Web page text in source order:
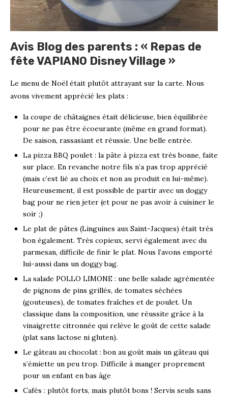
Avis Blog des parents : « Repas de
fête VAPIANO Disney Village »
Le menu de Noël était plutôt attrayant sur la carte. Nous
avons vivement apprécié les plats :
la coupe de châtaignes était délicieuse, bien équilibrée
pour ne pas être écoeurante (même en grand format).
De saison, rassasiant et réussie. Une belle entrée.
La pizza BBQ poulet : la pâte à pizza est très bonne, faite
sur place. En revanche notre fils n’a pas trop apprécié
(mais c’est lié au choix et non au produit en lui-même).
Heureusement, il est possible de partir avec un doggy
bag pour ne rien jeter (et pour ne pas avoir à cuisiner le
soir ;)
Le plat de pâtes (Linguines aux Saint-Jacques) était très
bon également. Très copieux, servi également avec du
parmesan, difficile de finir le plat. Nous l’avons emporté
lui-aussi dans un doggy bag.
La salade POLLO LIMONE : une belle salade agrémentée
de pignons de pins grillés, de tomates séchées
(gouteuses), de tomates fraîches et de poulet. Un
classique dans la composition, une réussite grâce à la
vinaigrette citronnée qui relève le goût de cette salade
(plat sans lactose ni gluten).
Le gâteau au chocolat : bon au goût mais un gâteau qui
s’émiette un peu trop. Difficile à manger proprement
pour un enfant en bas âge
Cafés : plutôt forts, mais plutôt bons ! Servis seuls sans